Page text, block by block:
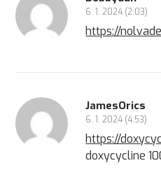
6. 1. 2024 (2:03)
https://
JamesOrics
6. 1. 2024 (4:53)
https://
doxycycline